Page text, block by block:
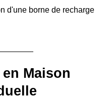
d'une borne de recharge
Maison